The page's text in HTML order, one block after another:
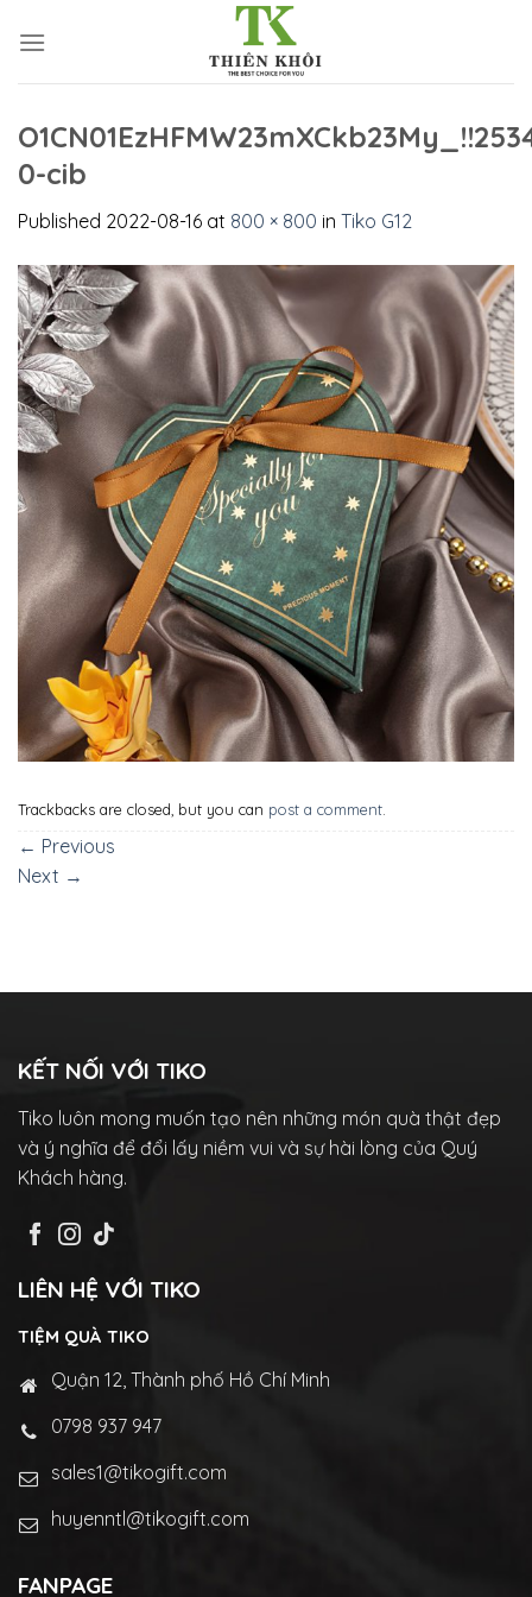
0-cib
Published 2022-08-16 at 800 × 800 in Tiko G12
Trackbacks are closed, but you can post a comment.
← Previous
Next →
KẾT NỐI VỚI TIKO
Tiko luôn mong muốn tạo nên những món quà thật đẹp
và ý nghĩa để đổi lấy niềm vui và sự hài lòng của Quý
Khách hàng.
LIÊN HỆ VỚI TIKO
TIỆM QUÀ TIKO
Quận 12, Thành phố Hồ Chí Minh
0798 937 947
sales1@tikogift.com
huyenntl@tikogift.com
FANPAGE